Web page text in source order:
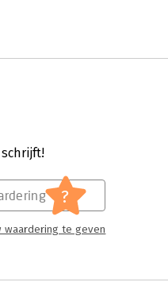
?
waardering te geven